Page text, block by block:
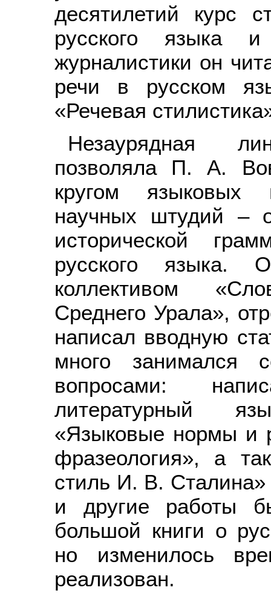
десятилетий курс
русского языка
журналистики он
речи в русском
«Речевая
Незаурядная
позволяла П. А.
кругом языковых
научных штудий –
исторической
русского языка.
коллективом
Среднего Урала»,
написал вводную
много занимался
вопросами:
литературный
«Языковые нормы и
фразеология», а
стиль И. В. Сталина»
и другие работы
большой книги о
но изменилось
реализован.